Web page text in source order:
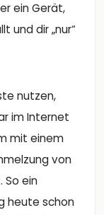
ein Gerät,
und dir „nur“
nutzen,
im Internet
mit einem
von
ein
heute schon